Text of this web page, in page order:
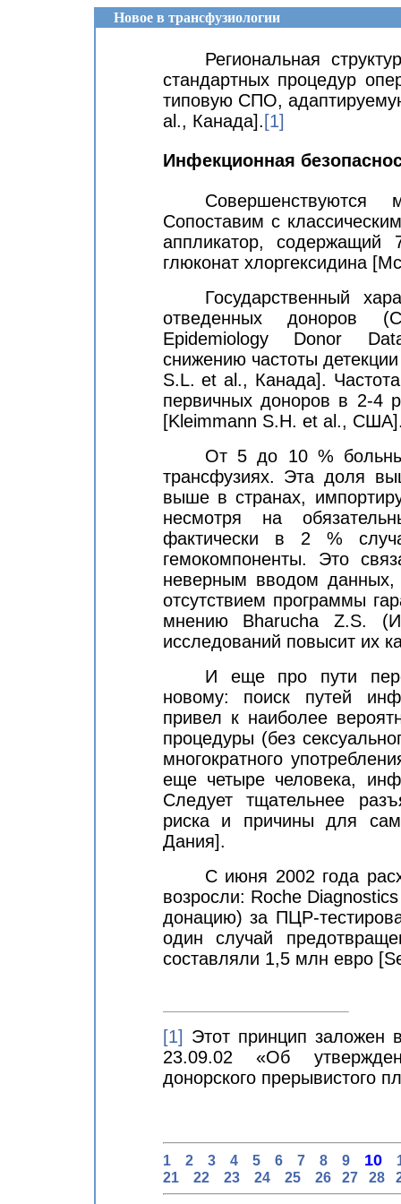
Новое в трансфузиологии
Региональная
стандартных процедур
типовую СПО,
al., Канада]. [1]
Инфекционная
Сопоставим с
аппликатор,
глюконат хлоргексидина [
Государственный
отведенных доноров (
Epidemiology Donor
снижению частоты
S.L. et al., Канада].
первичных доноров в 2-4
[Kleimmann S.H. et al., США
От 5 до 10 %
трансфузиях. Эта доля
выше в странах,
несмотря на
фактически в 2 %
гемокомпоненты. Это
неверным вводом
отсутствием программы
мнению Bharucha Z.S.
исследований повысит их
И еще про пути
новому: поиск путей
привел к наиболее
процедуры (без
многократного
еще четыре человека,
Следует тщательнее
риска и причины для
Дания].
С июня 2002 года
возросли: Roche Diagnostics
донацию) за ПЦР-
один случай
составляли 1,5 млн евро
[1] Этот принцип
23.09.02 «Об
донорского прерывистого
1 2 3 4 5 6 7 8 9 10
21
22 23 24 25 26 27 28